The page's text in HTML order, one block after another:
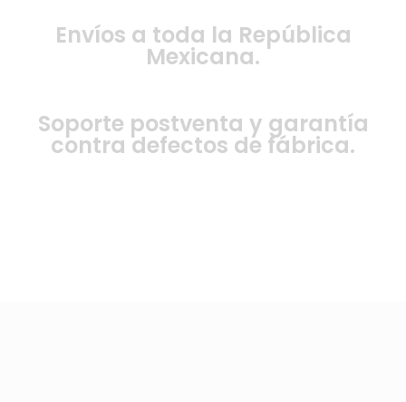
Envíos a toda la República
Mexicana.
Soporte postventa y garantía
contra defectos de fábrica.